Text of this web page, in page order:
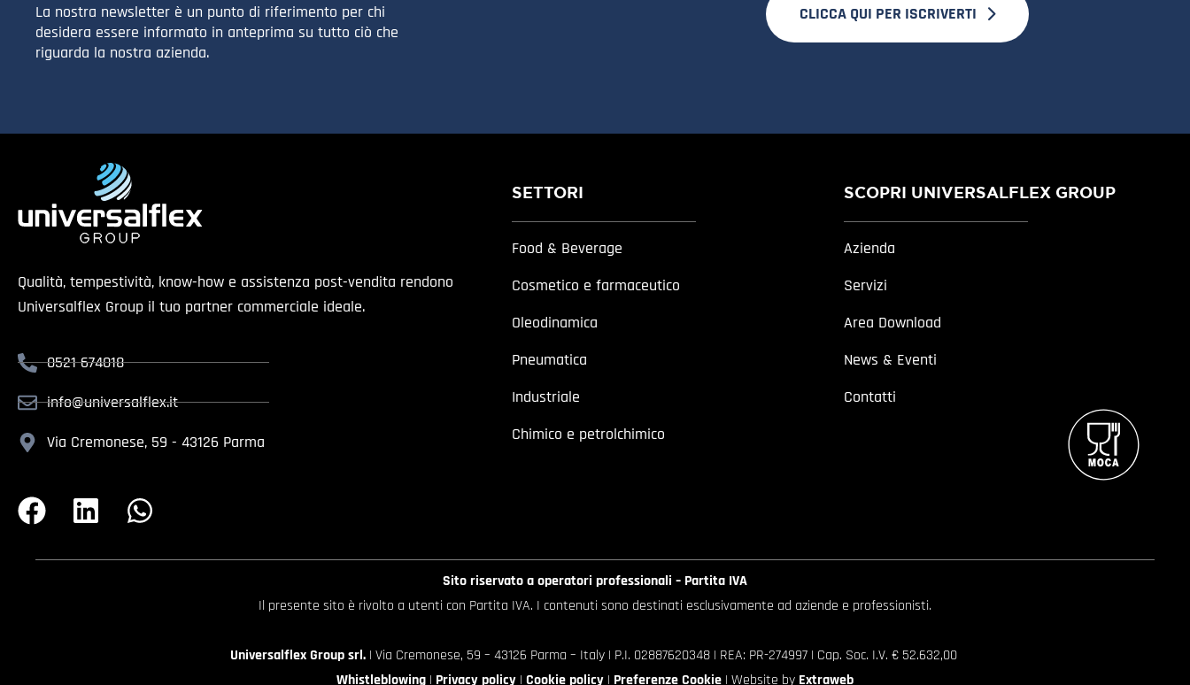
La nostra newsletter è un punto di riferimento per chi
desidera essere informato in anteprima su tutto ciò che
riguarda la nostra azienda.
CLICCA QUI PER ISCRIVERTI
Qualità, tempestività, know-how e assistenza post-vendita rendono
Universalflex Group il tuo partner commerciale ideale.
0521 674018
info@universalflex.it
Via Cremonese, 59 - 43126 Parma
SETTORI
Food & Beverage
Cosmetico e farmaceutico
Oleodinamica
Pneumatica
Industriale
Chimico e petrolchimico
SCOPRI UNIVERSALFLEX GROUP
Azienda
Servizi
Area Download
News & Eventi
Contatti
Sito riservato a operatori professionali – Partita IVA
Il presente sito è rivolto a utenti con Partita IVA. I contenuti sono destinati esclusivamente ad aziende e professionisti.
Universalflex Group srl.| Via Cremonese, 59 – 43126 Parma – Italy | P.I. 02887620348 | REA: PR-274997 | Cap. Soc. I.V. € 52.632,00
Whistleblowing | Privacy policy | Cookie policy | Preferenze Cookie | Website by Extraweb